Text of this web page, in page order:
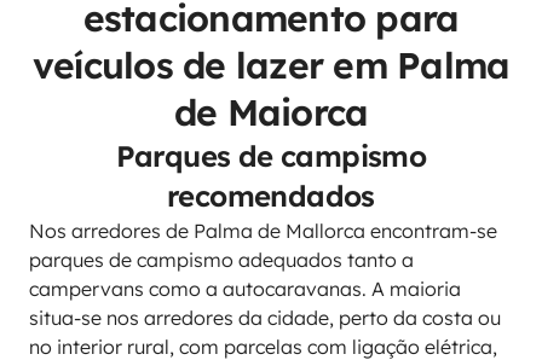
estacionamento para
veículos de lazer em Palma
de Maiorca
Parques de campismo
recomendados
Nos arredores de Palma de Mallorca encontram-se
parques de campismo adequados tanto a
campervans como a autocaravanas. A maioria
situa-se nos arredores da cidade, perto da costa ou
no interior rural, com parcelas com ligação elétrica,